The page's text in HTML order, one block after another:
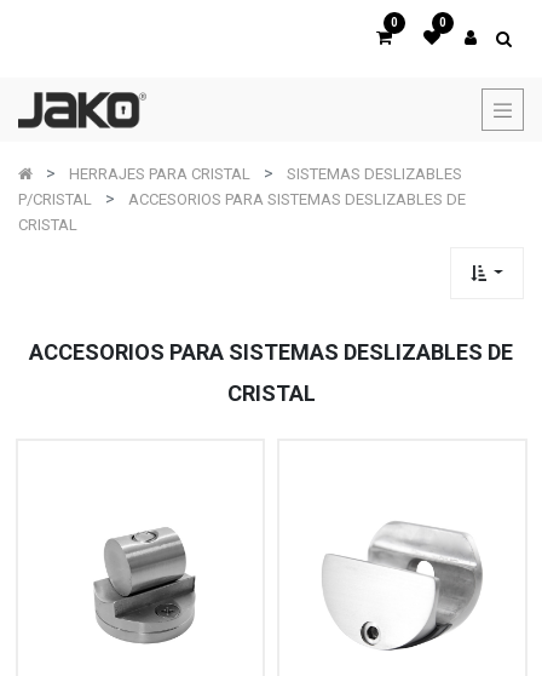
0 0
HERRAJES PARA CRISTAL
SISTEMAS DESLIZABLES
P/CRISTAL
ACCESORIOS PARA SISTEMAS DESLIZABLES DE
CRISTAL
ACCESORIOS PARA SISTEMAS DESLIZABLES DE
CRISTAL